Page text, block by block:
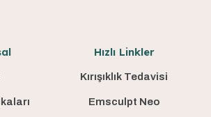
Hızlı Linkler
Kırışıklık Tedavisi
Emsculpt Neo